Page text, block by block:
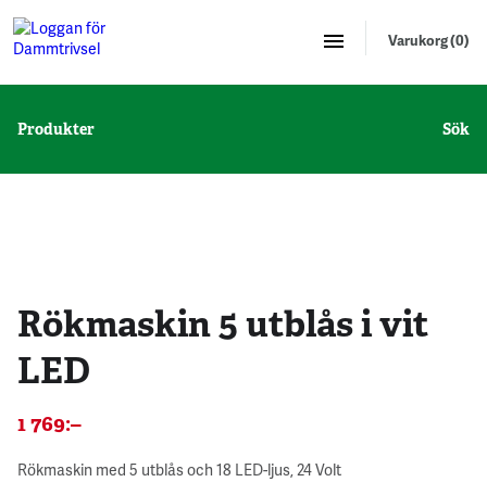
Varukorg (0)
Produkter Sök
Rökmaskin 5 utblås i vit
LED
1 769:–
Rökmaskin med 5 utblås och 18 LED-ljus, 24 Volt